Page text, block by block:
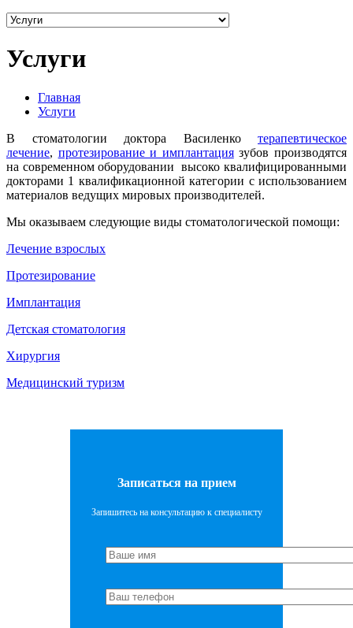
Услуги
Главная
Услуги
В стоматологии доктора Василенко терапевтическое
лечение, протезирование и имплантациязубов производятся
на современном оборудовании высоко квалифицированными
докторами 1 квалификационной категории с использованием
материалов ведущих мировых производителей.
Мы оказываем следующие виды стоматологической помощи:
Лечение взрослых
Протезирование
Имплантация
Детская стоматология
Хирургия
Медицинский туризм
Записаться на прием
Запишитесь на консультацию к специалисту